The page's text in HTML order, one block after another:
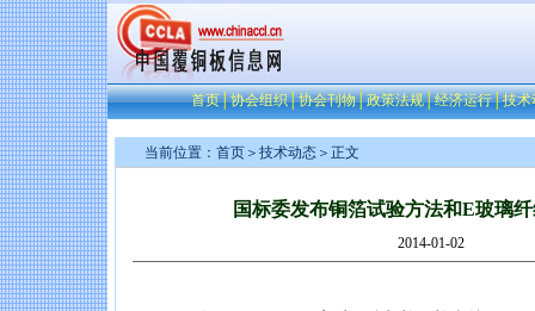
首页│协会组织│协会刊物│政策法规│经济运行│技术
当前位置： 首页 ＞ 技术动态 ＞正文
国标委发布铜箔试验方法和E玻璃
2014-01-02